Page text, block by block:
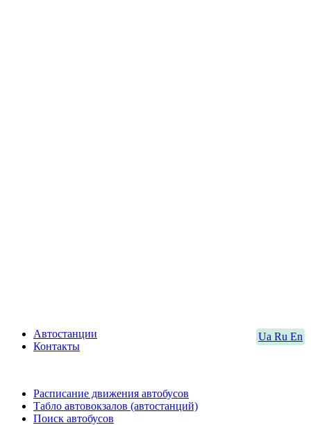
Ua Ru En
Автостанции
Контакты
Расписание движения автобусов
Табло автовокзалов (автостанций)
Поиск автобусов